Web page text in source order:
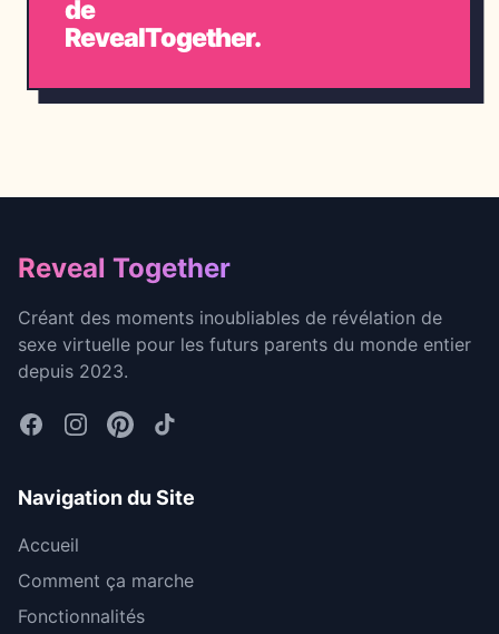
de
RevealTogether.
Footer
Reveal Together
Créant des moments inoubliables de révélation de
sexe virtuelle pour les futurs parents du monde entier
depuis 2023.
Navigation du Site
Accueil
Comment ça marche
Fonctionnalités